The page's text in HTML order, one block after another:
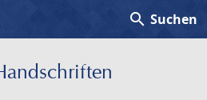
search Suchen